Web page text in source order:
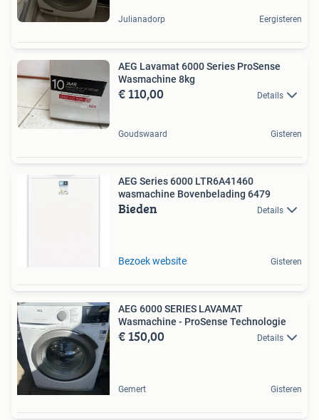
Julianadorp Eergisteren
AEG Lavamat 6000 Series ProSense
Wasmachine 8kg
€ 110,00 Details
Goudswaard Gisteren
AEG Series 6000 LTR6A41460
wasmachine Bovenbelading 6479
Bieden Details
Bezoek website Gisteren
AEG 6000 SERIES LAVAMAT
Wasmachine - ProSense Technologie
€ 150,00 Details
Gemert Gisteren